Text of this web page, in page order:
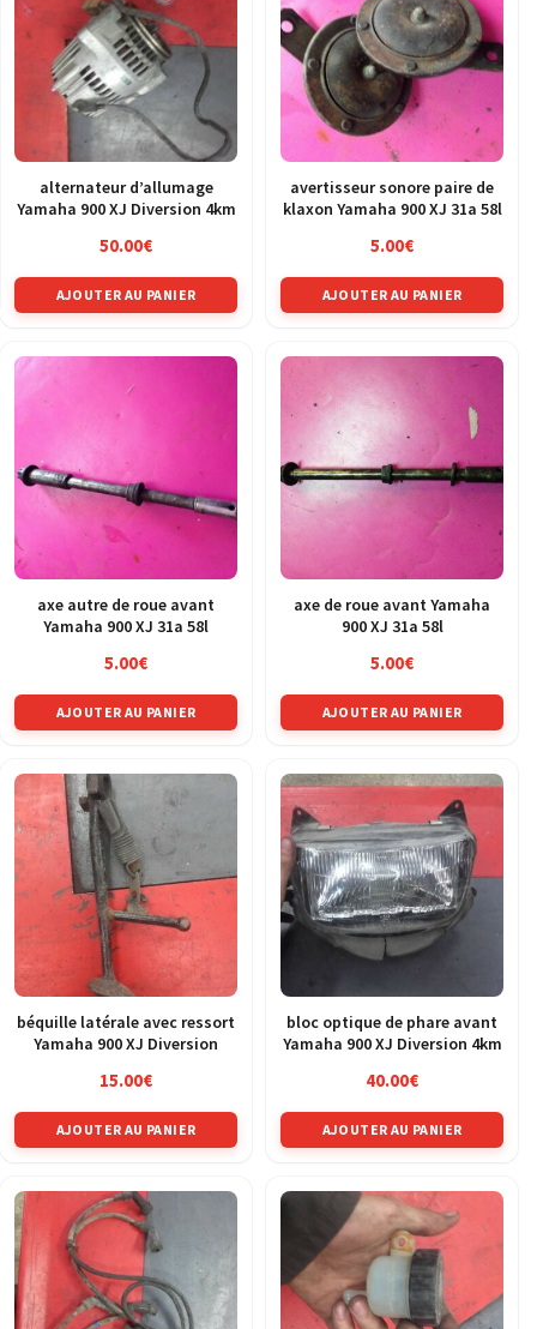
alternateur d’allumage
Yamaha 900 XJ Diversion 4km
50.00€
AJOUTER AU PANIER
avertisseur sonore paire de
klaxon Yamaha 900 XJ 31a 58l
5.00€
AJOUTER AU PANIER
axe autre de roue avant
Yamaha 900 XJ 31a 58l
5.00€
AJOUTER AU PANIER
axe de roue avant Yamaha
900 XJ 31a 58l
5.00€
AJOUTER AU PANIER
béquille latérale avec ressort
Yamaha 900 XJ Diversion
15.00€
AJOUTER AU PANIER
bloc optique de phare avant
Yamaha 900 XJ Diversion 4km
40.00€
AJOUTER AU PANIER